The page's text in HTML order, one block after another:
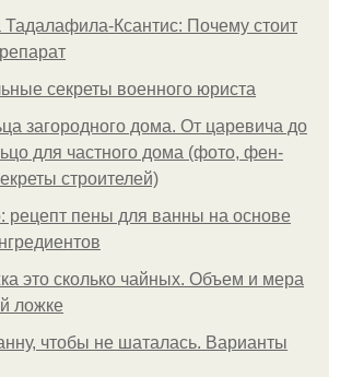
Ксантис: Почему стоит
секреты военного юриста
загородного дома. От царевича до
для частного дома (фото, фен-
строителей)
рецепт пены для ванны на основе
это сколько чайных. Объем и мера
ложке
чтобы не шаталась. Варианты